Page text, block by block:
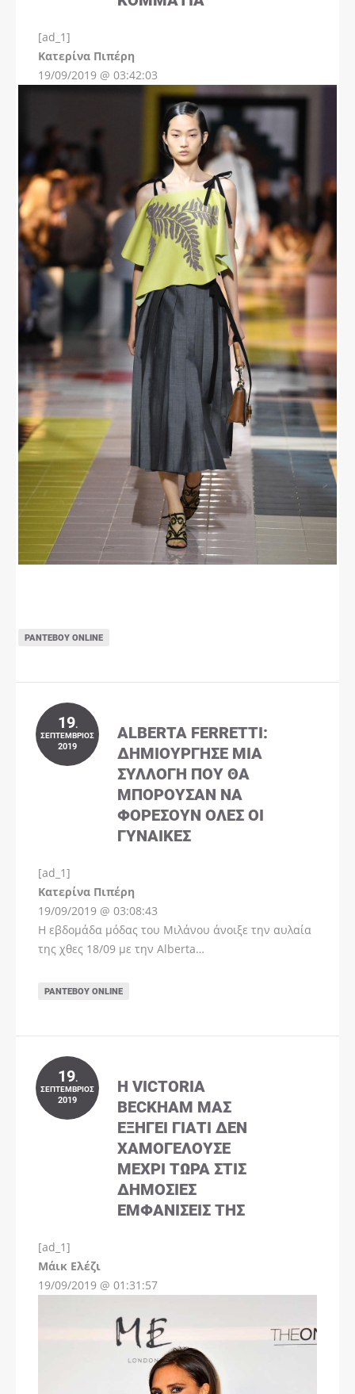
[ad_1]
Kατερίνα Πιπέρη
19/09/2019 @ 03:42:03
ΡΑΝΤΕΒΟΎ ONLINE
19.
ΣΕΠΤΈΜΒΡΙΟΣ
2019
ALBERTA FERRETTI:
ΔΗΜΙΟΎΡΓΗΣΕ ΜΊΑ
ΣΥΛΛΟΓΉ ΠΟΥ ΘΑ
ΜΠΟΡΟΎΣΑΝ ΝΑ
ΦΟΡΈΣΟΥΝ ΌΛΕΣ ΟΙ
ΓΥΝΑΊΚΕΣ
[ad_1]
Kατερίνα Πιπέρη
19/09/2019 @ 03:08:43
Η εβδομάδα μόδας του Μιλάνου άνοιξε την αυλαία
της χθες 18/09 με την Alberta…
ΡΑΝΤΕΒΟΎ ONLINE
19.
ΣΕΠΤΈΜΒΡΙΟΣ
2019
Η VICTORIA
BECKHAM ΜΑΣ
ΕΞΗΓΕΊ ΓΙΑΤΊ ΔΕΝ
ΧΑΜΟΓΕΛΟΎΣΕ
ΜΈΧΡΙ ΤΏΡΑ ΣΤΙΣ
ΔΗΜΌΣΙΕΣ
ΕΜΦΑΝΊΣΕΙΣ ΤΗΣ
[ad_1]
Μάικ Ελέζι
19/09/2019 @ 01:31:57